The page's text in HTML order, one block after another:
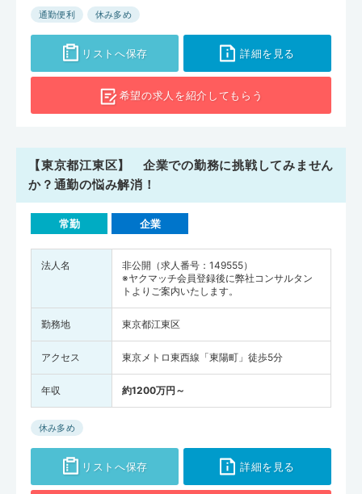
通勤便利 休み多め
リストへ保存 詳細を見る
希望の求人を紹介してもらう
【東京都江東区】 企業での勤務に挑戦してみません
か？通勤の悩み解消！
常勤 企業
法人名
非公開（求人番号：149555）
※ヤクマッチ会員登録後に弊社コンサルタン
トよりご案内いたします。
勤務地 東京都江東区
アクセス 東京メトロ東西線「東陽町」徒歩5分
年収 約1200万円～
休み多め
リストへ保存 詳細を見る